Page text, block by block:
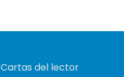
Cartas del lector